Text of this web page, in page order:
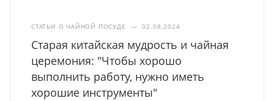
СТАТЬИ О ЧАЙНОЙ ПОСУДЕ — 02.08.2024
Старая китайская мудрость и чайная
церемония: "Чтобы хорошо
выполнить работу, нужно иметь
хорошие инструменты"